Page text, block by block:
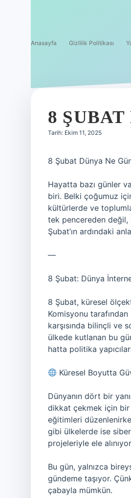
Anasayfa Gizlilik Politikası
8
Tarih: Ekim 11, 2025
8 Şubat Dünya Ne
Hayatta bazı günler
biri. Belki çoğumuz
kültürlerde ve
tek pencereden değil,
Şubat’ın ardındaki
—
8 Şubat: Dünya
8 Şubat, küresel
Komisyonu
karşısında bilinçli ve
ülkede kutlanan bu
hatta politika
Küresel Boyutta
Dünyanın dört bir
dikkat çekmek için bir
eğitimleri
gibi ülkelerde ise
projeleriyle ele
Bu gün, yalnızca
gündeme taşıyor.
çabayla mümkün.